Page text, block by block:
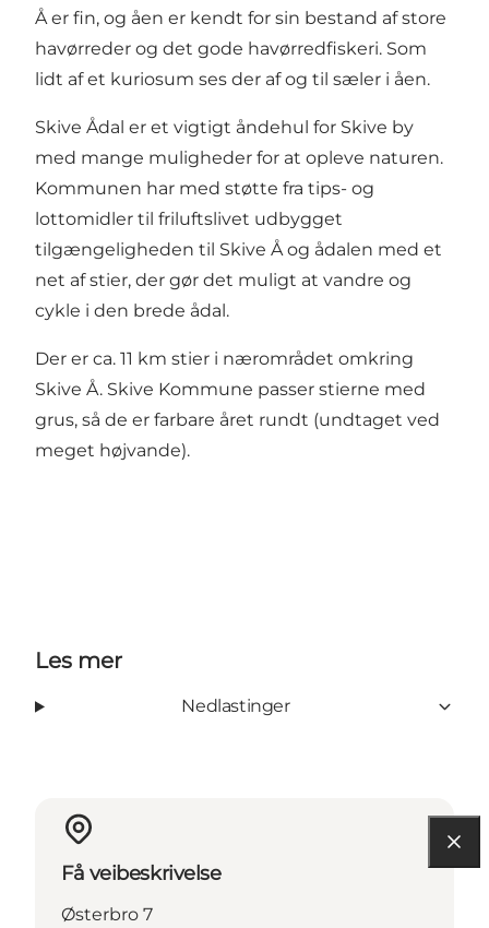
Å er fin, og åen er kendt for sin bestand af store
havørreder og det gode havørredfiskeri. Som
lidt af et kuriosum ses der af og til sæler i åen.
Skive Ådal er et vigtigt åndehul for Skive by
med mange muligheder for at opleve naturen.
Kommunen har med støtte fra tips- og
lottomidler til friluftslivet udbygget
tilgængeligheden til Skive Å og ådalen med et
net af stier, der gør det muligt at vandre og
cykle i den brede ådal.
Der er ca. 11 km stier i nærområdet omkring
Skive Å. Skive Kommune passer stierne med
grus, så de er farbare året rundt (undtaget ved
meget højvande).
Les mer
Nedlastinger
Få veibeskrivelse
Østerbro 7